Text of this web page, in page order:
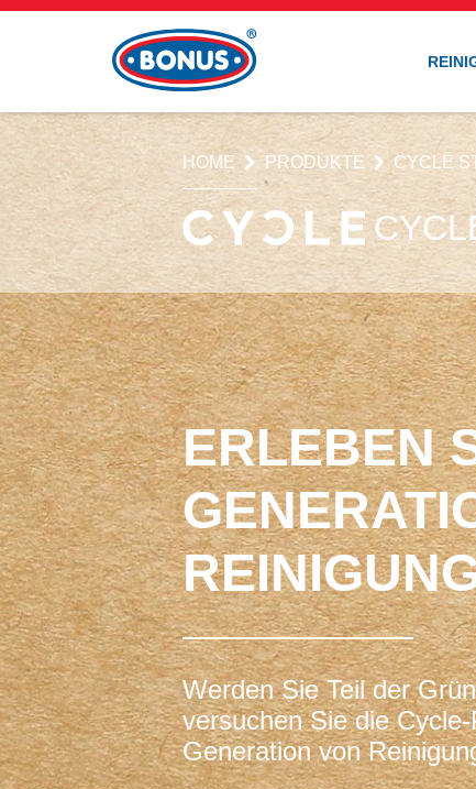
HOME PRODUKTE CYCLE
ERLEBEN
Werden Sie Teil der
versuchen Sie die
Generation von